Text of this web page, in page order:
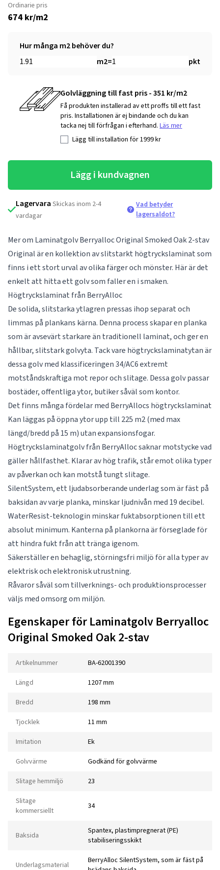
Ordinarie pris
674 kr/m2
Hur många m2 behöver du?
m2= pkt
Golvläggning till fast pris - 351 kr/m2
Få produkten installerad av ett proffs till ett fast
pris. Installationen är ej bindande och du kan
tacka nej till förfrågan i efterhand.Läs mer
Lägg till installation för1999kr
Lägg i kundvagnen
Lagervara Skickas inom 2-4
vardagar
Vad betyder
lagersaldot?
Mer om Laminatgolv Berryalloc Original Smoked Oak 2-stav
Original är en kollektion av slitstarkt högtryckslaminat som
finns i ett stort urval av olika färger och mönster. Här är det
enkelt att hitta ett golv som faller en i smaken.
Högtryckslaminat från BerryAlloc
De solida, slitstarka ytlagren pressas ihop separat och
limmas på plankans kärna. Denna process skapar en planka
som är avsevärt starkare än traditionell laminat, och ger en
hållbar, slitstark golvyta. Tack vare högtryckslaminatytan är
dessa golv med klassificeringen 34/AC6 extremt
motståndskraftiga mot repor och slitage. Dessa golv passar
bostäder, offentliga ytor, butiker såväl som kontor.
Det finns många fördelar med BerryAllocs högtryckslaminat
Kan läggas på öppna ytor upp till 225 m2 (med max
längd/bredd på 15 m) utan expansionsfogar.
Högtryckslaminatgolv från BerryAlloc saknar motstycke vad
gäller hållfasthet. Klarar av hög trafik, står emot olika typer
av påverkan och kan motstå tungt slitage.
SilentSystem, ett ljudabsorberande underlag som är fäst på
baksidan av varje planka, minskar ljudnivån med 19 decibel.
WaterResist-teknologin minskar fuktabsorptionen till ett
absolut minimum. Kanterna på plankorna är förseglade för
att hindra fukt från att tränga igenom.
Säkerställer en behaglig, störningsfri miljö för alla typer av
elektrisk och elektronisk utrustning.
Råvaror såväl som tillverknings- och produktionsprocesser
väljs med omsorg om miljön.
Egenskaper för Laminatgolv Berryalloc
Original Smoked Oak 2-stav
Artikelnummer BA-62001390
Längd 1207 mm
Bredd 198 mm
Tjocklek 11 mm
Imitation Ek
Golvvärme Godkänd för golvvärme
Slitage hemmiljö 23
Slitage
kommersiellt
34
Baksida
Spantex, plastimpregnerat (PE)
stabiliseringsskikt
Underlagsmaterial
BerryAlloc SilentSystem, som är fäst på